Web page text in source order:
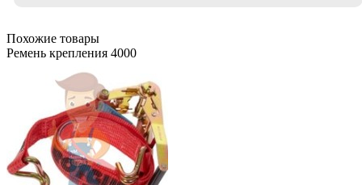
Похожие товары
Ремень крепления 4000